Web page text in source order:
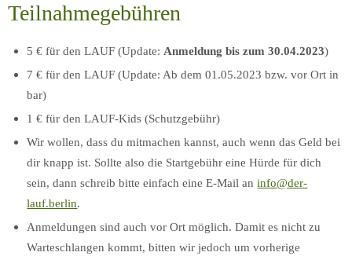
Teilnahmegebühren
5 € für den LAUF (Update: Anmeldung bis zum 30.04.2023)
7 € für den LAUF (Update: Ab dem 01.05.2023 bzw. vor Ort in
bar)
1 € für den LAUF-Kids (Schutzgebühr)
Wir wollen, dass du mitmachen kannst, auch wenn das Geld bei
dir knapp ist. Sollte also die Startgebühr eine Hürde für dich
sein, dann schreib bitte einfach eine E-Mail aninfo@der-
lauf.berlin.
Anmeldungen sind auch vor Ort möglich. Damit es nicht zu
Warteschlangen kommt, bitten wir jedoch um vorherige